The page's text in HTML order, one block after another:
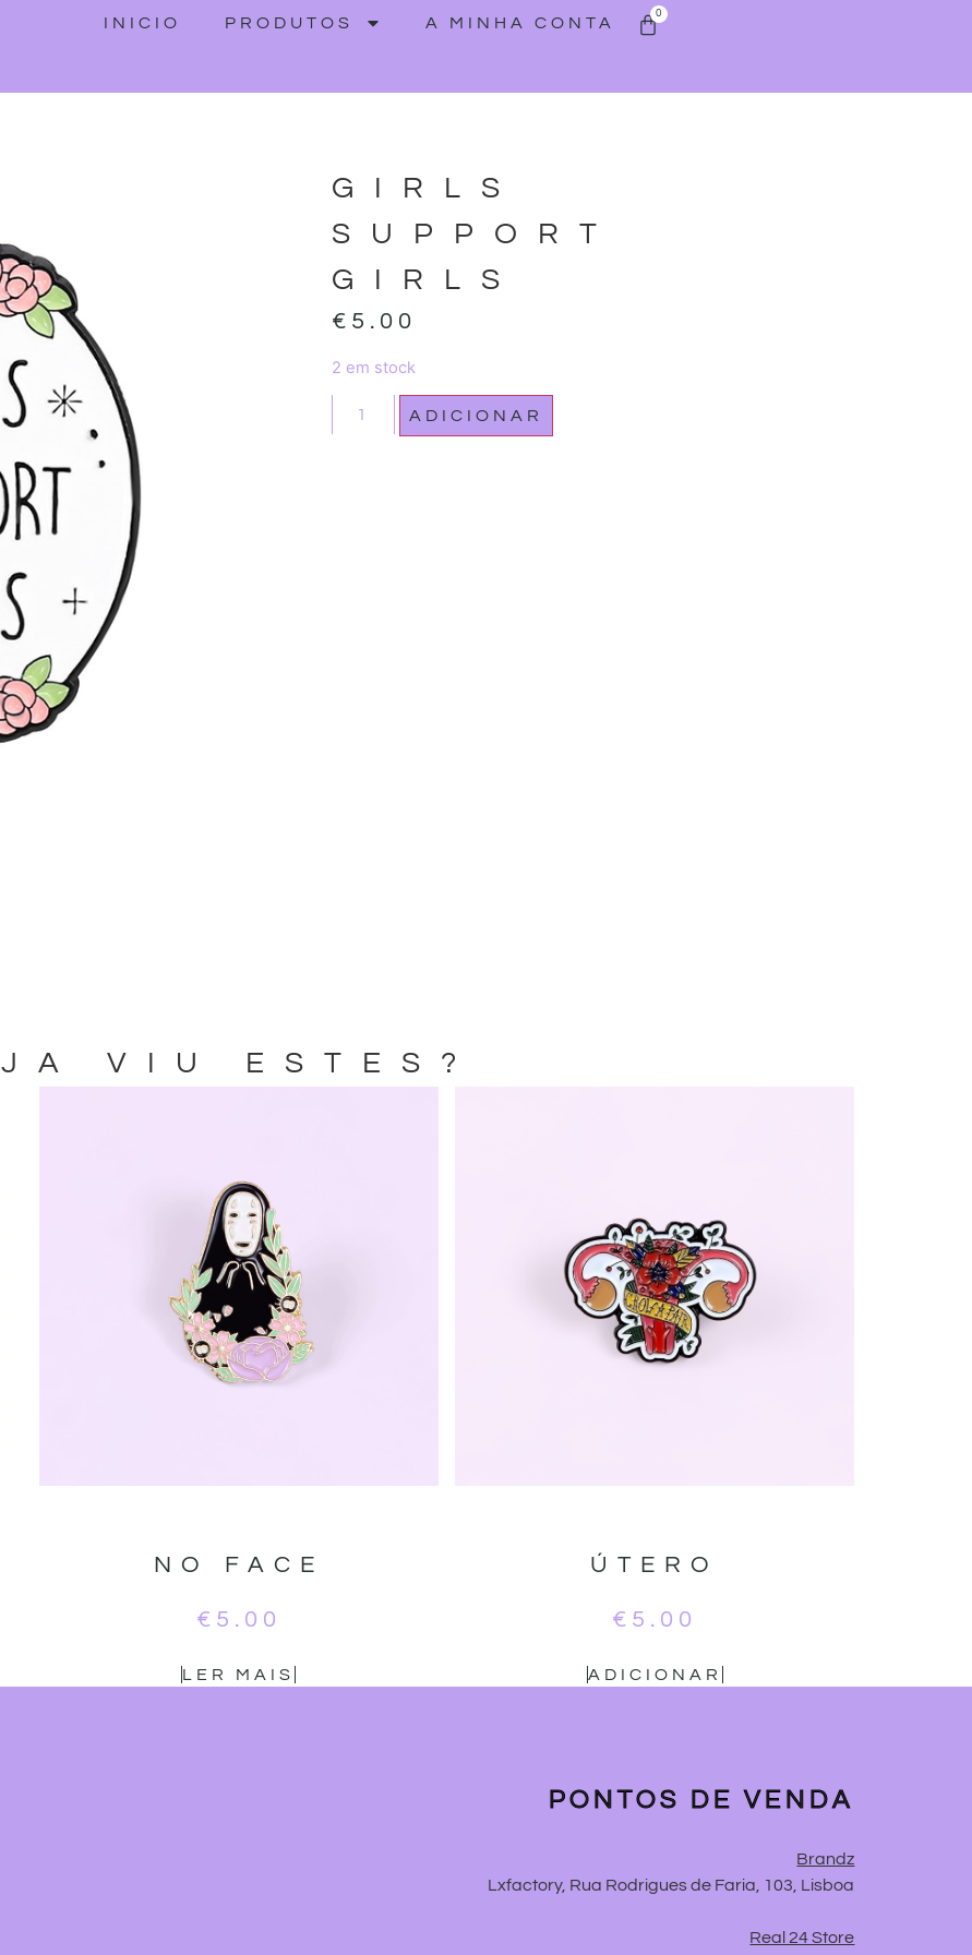
INICIO PRODUTOS A MINHA CONTA
0
GIRLS
SUPPORT
GIRLS
€ 5.00
2 em stock
ADICIONAR
JA VIU ESTES?
NO FACE
€ 5.00
LER MAIS
ÚTERO
€ 5.00
ADICIONAR
PONTOS DE VENDA
Brandz
Lxfactory, Rua Rodrigues de Faria, 103, Lisboa
Real 24 Store